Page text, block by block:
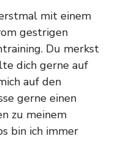
mit einem
gestrigen
Du merkst
dich gerne auf
auf den
gerne einen
zu meinem
bin ich immer